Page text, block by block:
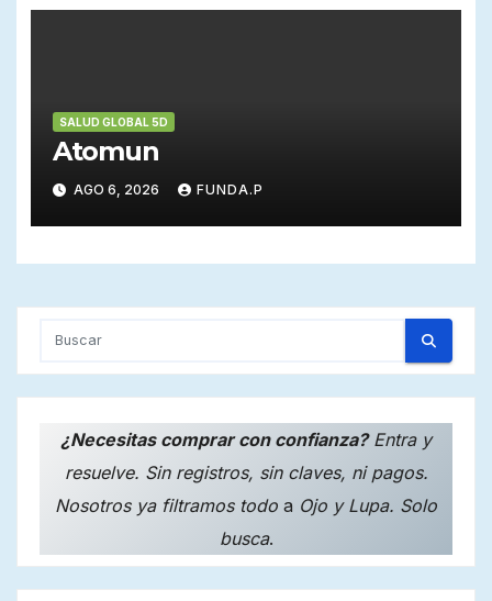
SALUD GLOBAL 5D
Atomun
AGO 6, 2026 FUNDA.P
¿Necesitas comprar con confianza?Entra y
resuelve. Sin registros, sin claves, ni pagos.
Nosotros ya filtramos todo a Ojo y Lupa. Solo
busca.